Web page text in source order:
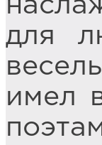
для
имел